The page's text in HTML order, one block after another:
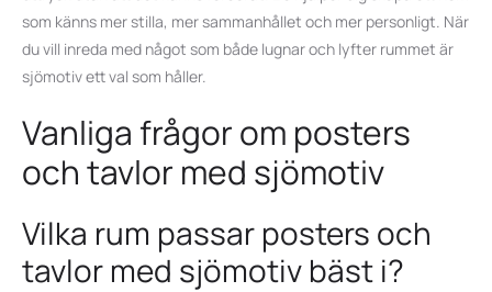
som känns mer stilla, mer sammanhållet och mer personligt. När
du vill inreda med något som både lugnar och lyfter rummet är
sjömotiv ett val som håller.
Vanliga frågor om posters
och tavlor med sjömotiv
Vilka rum passar posters och
tavlor med sjömotiv bäst i?